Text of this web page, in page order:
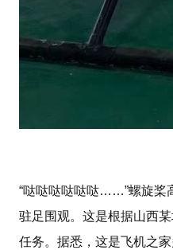
“哒哒哒哒哒哒……”螺旋桨
驻足围观。这是根据山西
任务。据悉，这是飞机之